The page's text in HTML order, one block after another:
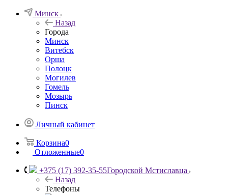
Минск
Назад
Города
Минск
Витебск
Орша
Полоцк
Могилев
Гомель
Мозырь
Пинск
Личный кабинет
Корзина0
Отложенные0
+375 (17) 392-35-55Городской Мстиславца
Назад
Телефоны